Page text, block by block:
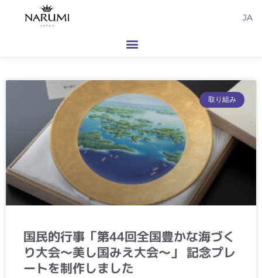
ッ
JA
取り組み
国民的行事「第44回全国豊かな海づく
り大会～美し国みえ大会～」 記念プレ
ートを制作しました
ー
ジ ジ